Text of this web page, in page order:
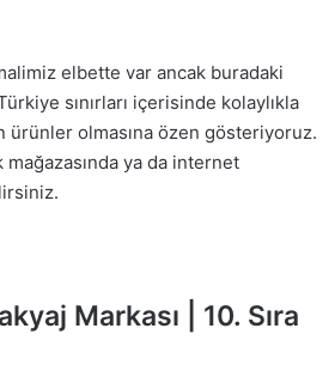
elbette var ancak buradaki
sınırları içerisinde kolaylıkla
olmasına özen gösteriyoruz.
ya da internet
Markası | 10. Sıra